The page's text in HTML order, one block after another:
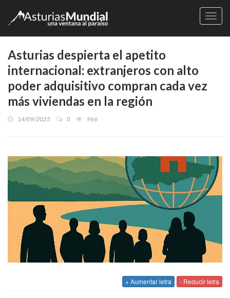
Asturias despierta el apetito
internacional: extranjeros con alto
poder adquisitivo compran cada vez
más viviendas en la región
14/09/2025 0 966
+ Aumentar letra - Reducir letra